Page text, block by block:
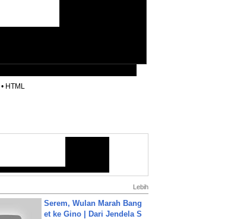
• HTML
Lebih
Serem, Wulan Marah Bang
et ke Gino | Dari Jendela S